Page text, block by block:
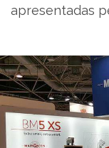
apresentadas